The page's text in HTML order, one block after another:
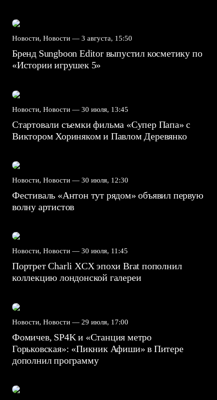
Новости, Новости — 3 августа, 15:50
Бренд Sungboon Editor выпустил косметику по
«Истории игрушек 5»
Новости, Новости — 30 июля, 13:45
Стартовали съемки фильма «Супер Папа» с
Виктором Хориняком и Павлом Деревянко
Новости, Новости — 30 июля, 12:30
Фестиваль «Антон тут рядом» объявил первую
волну артистов
Новости, Новости — 30 июля, 11:45
Портрет Charli XCX эпохи Brat пополнил
коллекцию лондонской галереи
Новости, Новости — 29 июля, 17:00
Фомичев, SP4K и «Станция метро
Горьковская»: «Пикник Афиши» в Питере
дополнил программу